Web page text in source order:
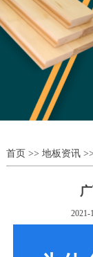
首页>> 地板资讯>>
2021-